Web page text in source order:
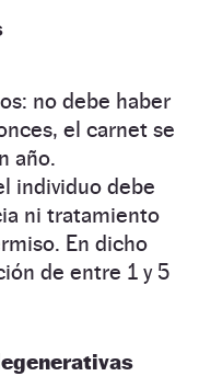
no debe haber
el carnet se
año.
individuo debe
ni tratamiento
En dicho
de entre 1 y 5